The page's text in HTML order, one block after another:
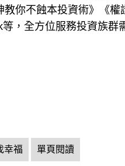
教你不蝕本投資術》《權
，全方位服務投資族群
幸福 單頁閱讀